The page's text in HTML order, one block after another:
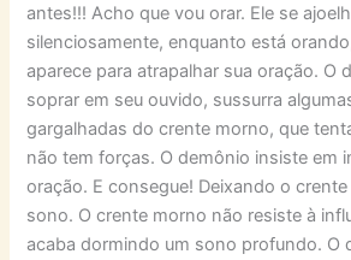
antes!!! Acho que vou orar. Ele se
silenciosamente, enquanto está
aparece para atrapalhar sua oração. O
soprar em seu ouvido, sussurra
gargalhadas do crente morno, que
não tem forças. O demônio insiste em
oração. E consegue! Deixando o
sono. O crente morno não resiste à
acaba dormindo um sono profundo. O